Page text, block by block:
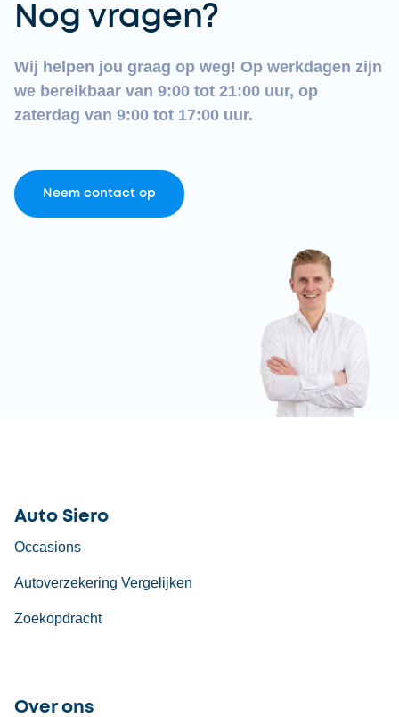
Nog vragen?
Wij helpen jou graag op weg! Op werkdagen zijn
we bereikbaar van 9:00 tot 21:00 uur, op
zaterdag van 9:00 tot 17:00 uur.
Neem contact op
Auto Siero
Occasions
Autoverzekering Vergelijken
Zoekopdracht
Over ons